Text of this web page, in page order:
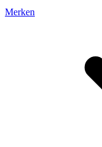
Merken